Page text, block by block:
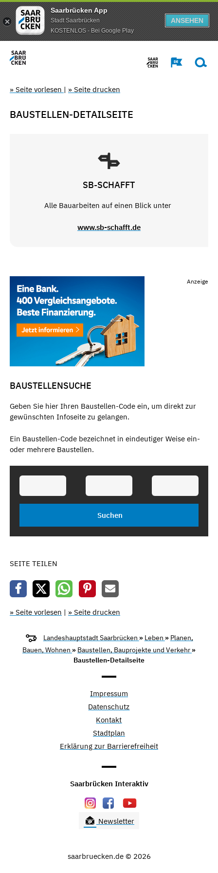
Saarbrücken App
Stadt Saarbrücken
KOSTENLOS - Bei Google Play
ANSEHEN
» Seite vorlesen | » Seite drucken
BAUSTELLEN-DETAILSEITE
SB-SCHAFFT
Alle Bauarbeiten auf einen Blick unter
www.sb-schafft.de
Anzeige
BAUSTELLENSUCHE
Geben Sie hier Ihren Baustellen-Code ein, um direkt zur
gewünschten Infoseite zu gelangen.
Ein Baustellen-Code bezeichnet in eindeutiger Weise ein-
oder mehrere Baustellen.
SEITE TEILEN
» Seite vorlesen | » Seite drucken
Landeshauptstadt Saarbrücken » Leben » Planen,
Bauen, Wohnen » Baustellen, Bauprojekte und Verkehr »
Baustellen-Detailseite
Impressum
Datenschutz
Kontakt
Stadtplan
Erklärung zur Barrierefreiheit
Saarbrücken Interaktiv
Newsletter
saarbruecken.de © 2026